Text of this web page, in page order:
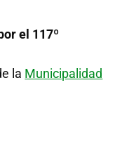
el 117º
la Municipalidad